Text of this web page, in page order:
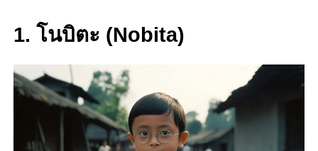
1. โนบิตะ (Nobita)